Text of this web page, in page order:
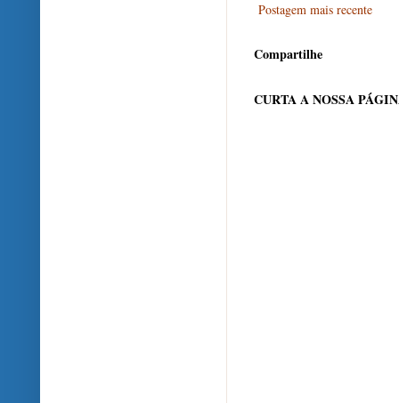
Postagem mais recente
Compartilhe
CURTA A NOSSA